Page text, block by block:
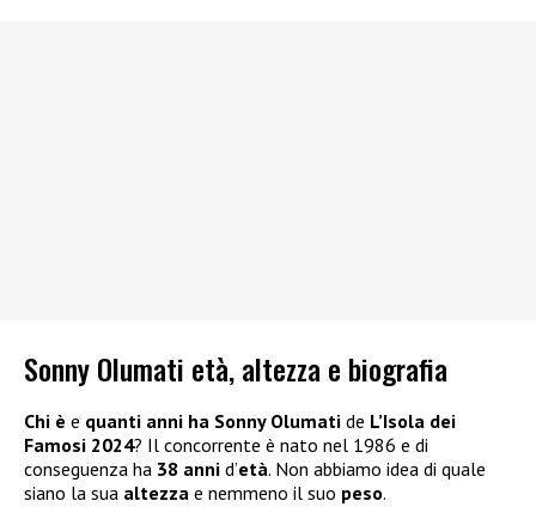
Sonny Olumati età, altezza e biografia
Chi è e quanti anni ha Sonny Olumati de L’Isola dei
Famosi 2024? Il concorrente è nato nel 1986 e di
conseguenza ha 38 anni d’età. Non abbiamo idea di quale
siano la sua altezza e nemmeno il suo peso.